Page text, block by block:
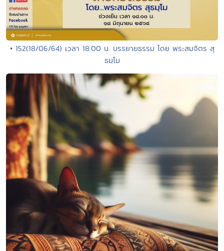
• 152(18/06/64) เวลา 18.00 น. บรรยายธรรม โดย พระสมจิตร สุ
ธมฺโม